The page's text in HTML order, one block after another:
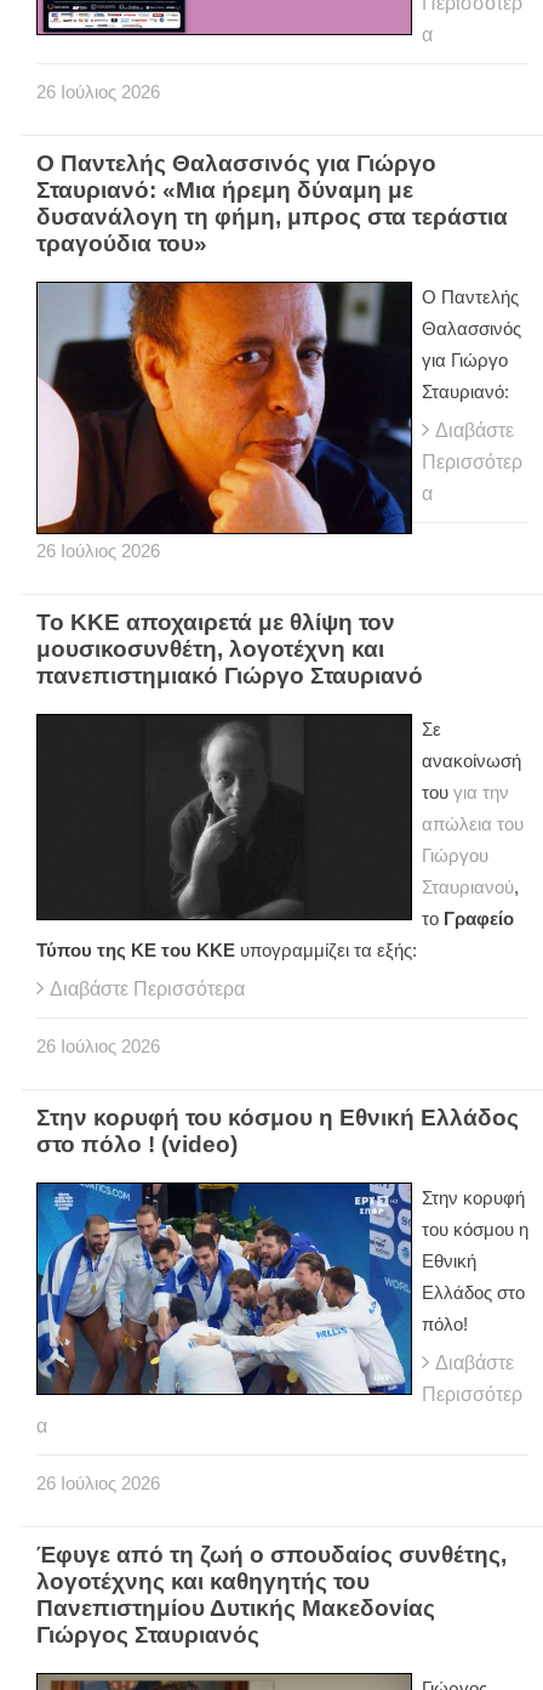
α
26 Ιούλιος 2026
Ο Παντελής Θαλασσινός για Γιώργο
Σταυριανό: «Μια ήρεμη δύναμη με
δυσανάλογη τη φήμη, μπρος στα τεράστια
τραγούδια του»
Ο Παντελής
Θαλασσινός
για Γιώργο
Σταυριανό:
Διαβάστε
Περισσότερ
α
26 Ιούλιος 2026
Το ΚΚΕ αποχαιρετά με θλίψη τον
μουσικοσυνθέτη, λογοτέχνη και
πανεπιστημιακό Γιώργο Σταυριανό
Σε
ανακοίνωσή
του για την
απώλεια του
Γιώργου
Σταυριανού,
το Γραφείο
Τύπου της ΚΕ του ΚΚΕ υπογραμμίζει τα εξής:
Διαβάστε Περισσότερα
26 Ιούλιος 2026
Στην κορυφή του κόσμου η Εθνική Ελλάδος
στο πόλο ! (video)
Στην κορυφή
του κόσμου η
Εθνική
Ελλάδος στο
πόλο!
Διαβάστε
Περισσότερ
α
26 Ιούλιος 2026
Έφυγε από τη ζωή ο σπουδαίος συνθέτης,
λογοτέχνης και καθηγητής του
Πανεπιστημίου Δυτικής Μακεδονίας
Γιώργος Σταυριανός